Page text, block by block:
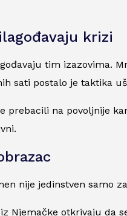
krizi
tim izazovima.
sati postalo je taktika
prebacili na povoljnije
nije jedinstven samo
Njemačke otkrivaju da